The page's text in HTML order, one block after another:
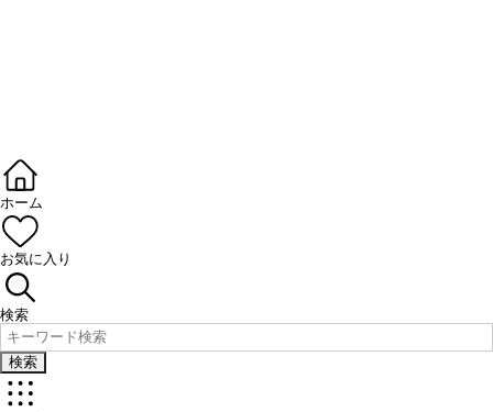
ホーム
お気に入り
検索
検索